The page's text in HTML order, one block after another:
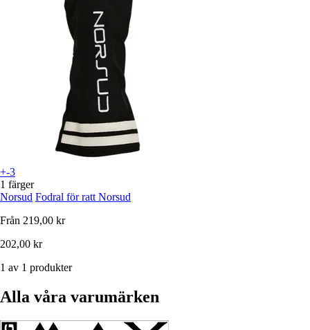
+-3
1 färger
Norsud Fodral för ratt Norsud
Från 219,00 kr
202,00 kr
1 av 1 produkter
Alla våra varumärken